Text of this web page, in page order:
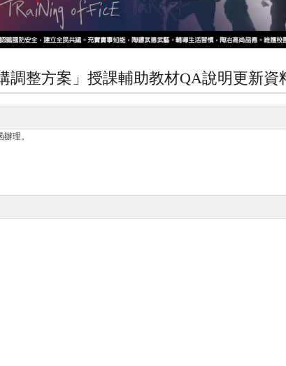
調整方案」授課輔助教材QA說明更新資
理。